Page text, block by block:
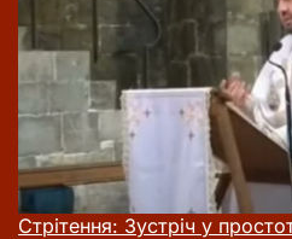
Стрітення: Зустріч у